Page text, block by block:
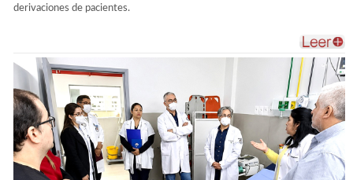
derivaciones de pacientes.